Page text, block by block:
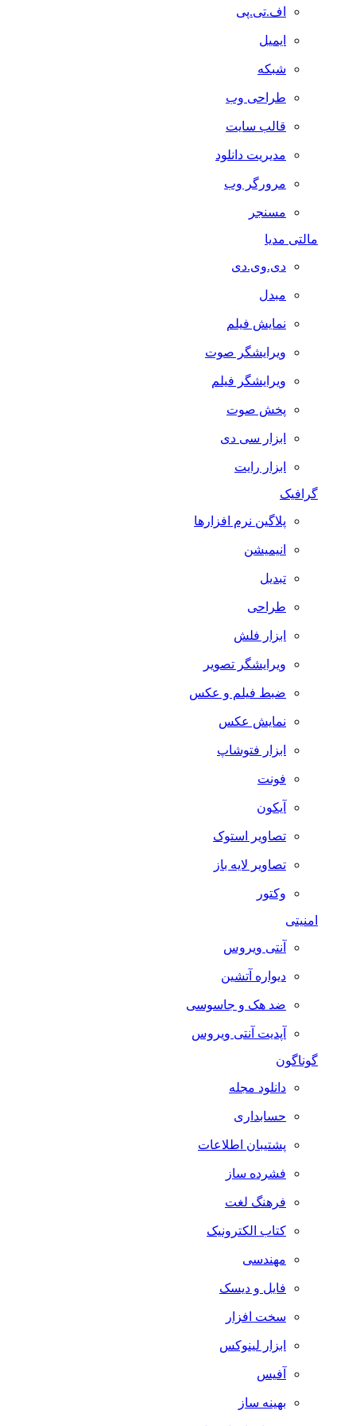
اف.تی.پی
ایمیل
شبکه
طراحی وب
قالب سایت
مدیریت دانلود
مرورگر وب
مسنجر
مالتی مدیا
دی.وی.دی
مبدل
نمایش فیلم
ویرایشگر صوت
ویرایشگر فیلم
پخش صوت
ابزار سی دی
ابزار رایت
گرافیک
پلاگین نرم افزارها
انیمیشن
تبدیل
طراحی
ابزار فلش
ویرایشگر تصویر
ضبط فيلم و عكس
نمایش عکس
ابزار فتوشاپ
فونت
آیکون
تصاویر استوک
تصاویر لایه باز
وکتور
آنتی ویروس
دیواره آتشین
ضد هک و جاسوسی
آپدیت آنتی ویروس
گوناگون
دانلود مجله
حسابداری
پشتیبان اطلاعات
فشرده ساز
فرهنگ لغت
کتاب الکترونیک
مهندسی
فایل و دیسک
سخت افزار
ابزار لینوکس
آفیس
بهینه ساز